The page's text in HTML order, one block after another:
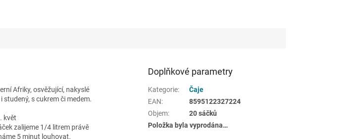
Afriky, osvěžující, nakyslé
studený, s cukrem či medem.
květ
zalijeme 1/4 litrem právě
5 minut louhovat.
Doplňkové parametry
Kategorie:
Čaje
EAN:
8595122327224
Objem:
20 sáčků
Položka byla vyprodána…